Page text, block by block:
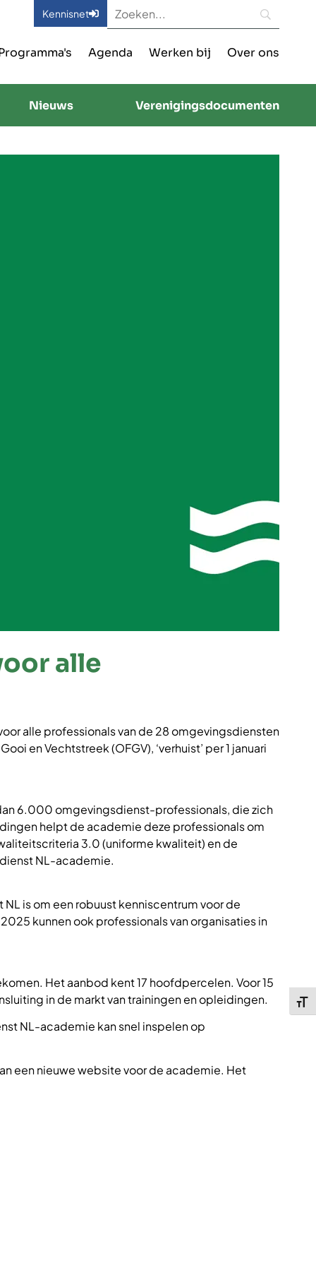
Kennisnet
Agenda Werken bij Over ons
Nieuws Verenigingsdocumenten
alle
alle professionals van de 28 omgevingsdiensten
en Vechtstreek (OFGV), ‘verhuist’ per 1 januari
6.000 omgevingsdienst-professionals, die zich
helpt de academie deze professionals om
3.0 (uniforme kwaliteit) en de
NL-academie.
is om een robuust kenniscentrum voor de
kunnen ook professionals van organisaties in
Het aanbod kent 17 hoofdpercelen. Voor 15
in de markt van trainingen en opleidingen.
NL-academie kan snel inspelen op
een nieuwe website voor de academie. Het